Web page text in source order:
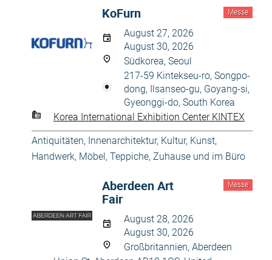
Messe
KoFurn
August 27, 2026
August 30, 2026
Südkorea, Seoul
217-59 Kintekseu-ro, Songpo-
dong, Ilsanseo-gu, Goyang-si,
Gyeonggi-do, South Korea
Korea International Exhibition Center KINTEX
Antiquitäten, Innenarchitektur, Kultur, Kunst,
Handwerk, Möbel, Teppiche, Zuhause und im Büro
Messe
Aberdeen Art
Fair
August 28, 2026
August 30, 2026
Großbritannien, Aberdeen